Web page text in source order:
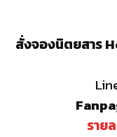
สั่งจองนิตยสาร
ราย